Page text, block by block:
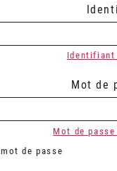
Identifiant
Mot de
mot de passe
Mot de